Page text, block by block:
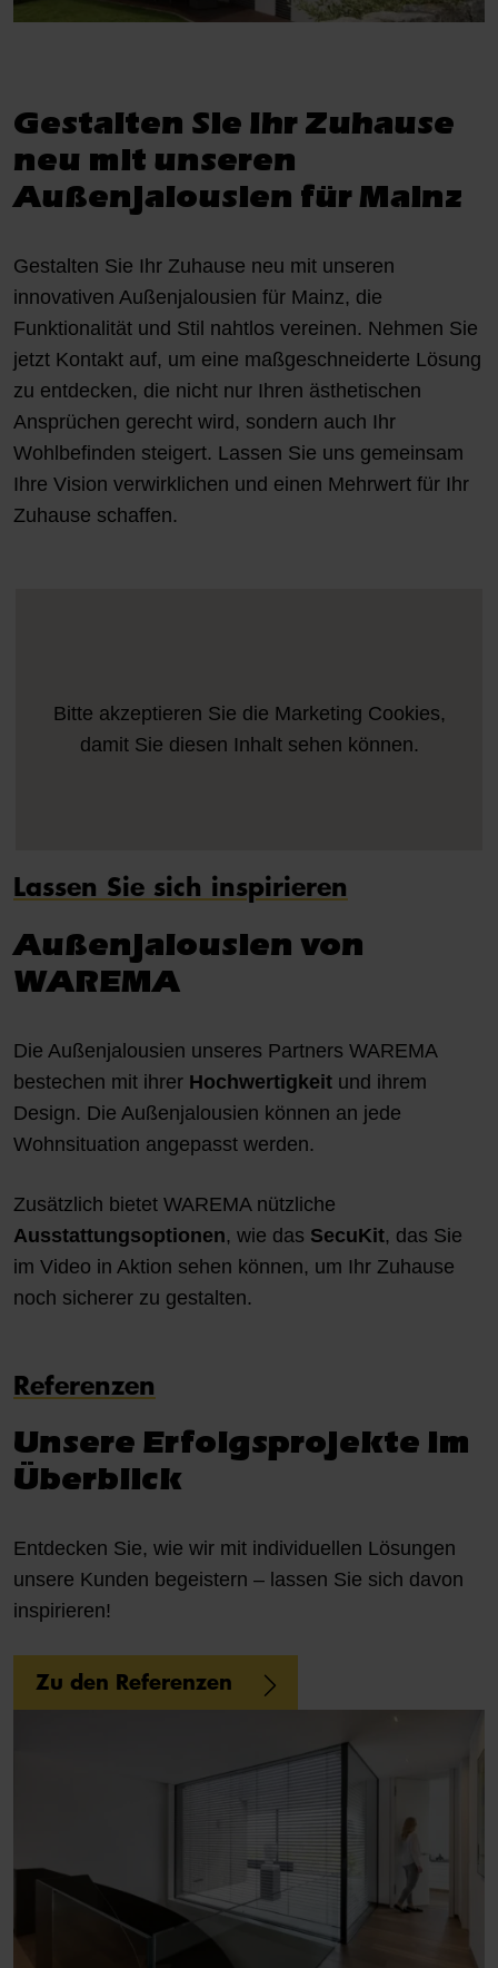
Gestalten Sie Ihr Zuhause
neu mit unseren
Außenjalousien für Mainz
Gestalten Sie Ihr Zuhause neu mit unseren
innovativen Außenjalousien für Mainz, die
Funktionalität und Stil nahtlos vereinen. Nehmen Sie
jetzt Kontakt auf, um eine maßgeschneiderte Lösung
zu entdecken, die nicht nur Ihren ästhetischen
Ansprüchen gerecht wird, sondern auch Ihr
Wohlbefinden steigert. Lassen Sie uns gemeinsam
Ihre Vision verwirklichen und einen Mehrwert für Ihr
Zuhause schaffen.
Bitte akzeptieren Sie die Marketing Cookies,
damit Sie diesen Inhalt sehen können.
Lassen Sie sich inspirieren
Außenjalousien von
WAREMA
Die Außenjalousien unseres Partners WAREMA
bestechen mit ihrer Hochwertigkeit und ihrem
Design. Die Außenjalousien können an jede
Wohnsituation angepasst werden.
Zusätzlich bietet WAREMA nützliche
Ausstattungsoptionen, wie das SecuKit, das Sie
im Video in Aktion sehen können, um Ihr Zuhause
noch sicherer zu gestalten.
Referenzen
Unsere Erfolgsprojekte im
Überblick
Entdecken Sie, wie wir mit individuellen Lösungen
unsere Kunden begeistern – lassen Sie sich davon
inspirieren!
Zu den Referenzen